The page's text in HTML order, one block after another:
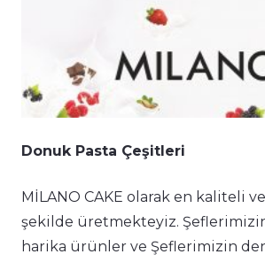
Donuk Pasta Çeşitleri
MİLANO CAKE olarak en kaliteli
şekilde üretmekteyiz.
harika ürünler ve Şeflerimizin